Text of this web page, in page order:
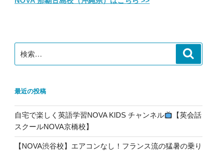
索:
最近の投稿
自宅で楽しく英語学習NOVA KIDS チャンネル
【英会話
スクールNOVA京橋校】
【NOVA渋谷校】エアコンなし！フランス流の猛暑の乗り